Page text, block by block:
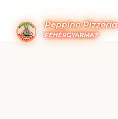
Peppino Pizzéria
FEHÉRGYARMAT